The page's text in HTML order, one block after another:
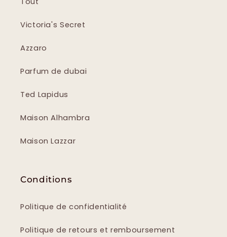
Victoria's Secret
Azzaro
Parfum de dubai
Ted Lapidus
Maison Alhambra
Maison Lazzar
Conditions
Politique de confidentialité
Politique de retours et remboursement